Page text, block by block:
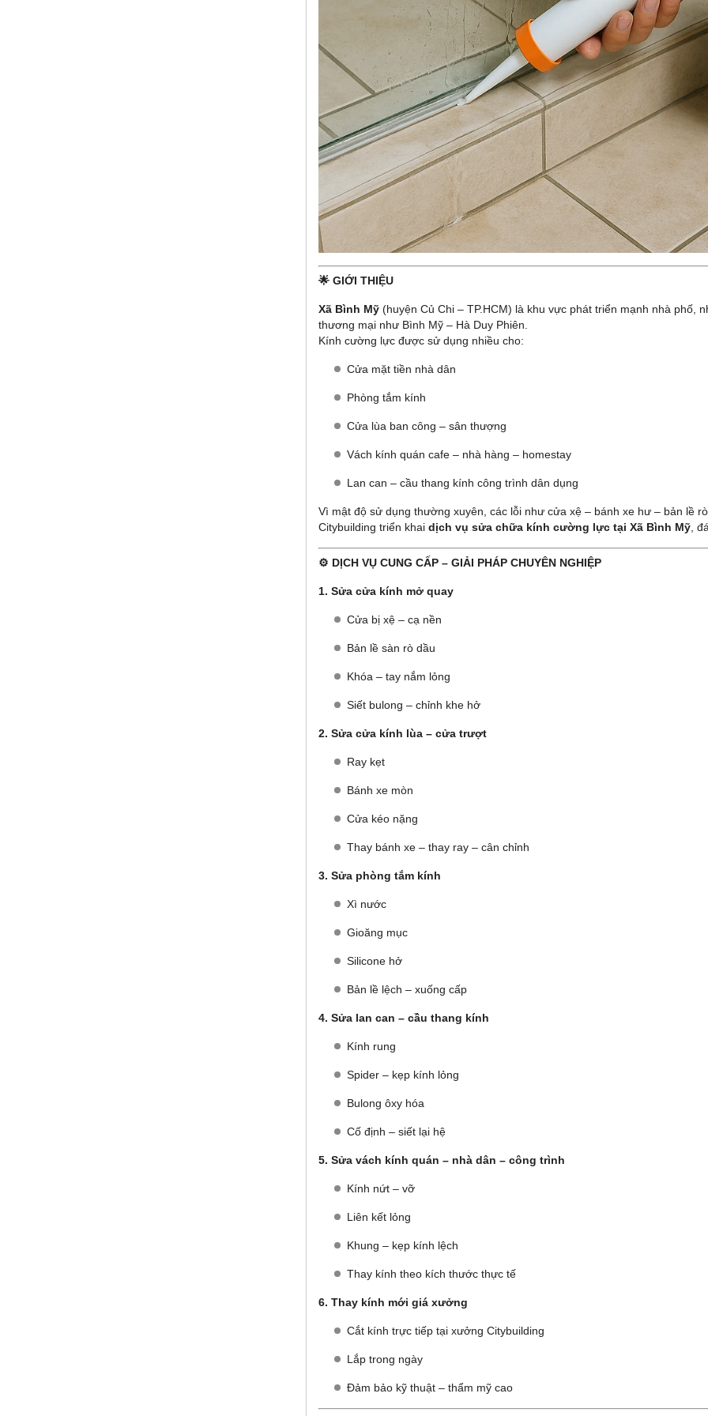
🌟 GIỚI THIỆU
Xã Bình Mỹ (huyện Củ Chi – TP.HCM) là khu vực phát triển mạnh nhà phố,
thương mại như Bình Mỹ – Hà Duy Phiên.
Kính cường lực được sử dụng nhiều cho:
Cửa mặt tiền nhà dân
Phòng tắm kính
Cửa lùa ban công – sân thượng
Vách kính quán cafe – nhà hàng – homestay
Lan can – cầu thang kính công trình dân dụng
Vì mật độ sử dụng thường xuyên, các lỗi như cửa xệ – bánh xe hư – bản lề
Citybuilding triển khai dịch vụ sửa chữa kính cường lực tại Xã Bình Mỹ ,
⚙️ DỊCH VỤ CUNG CẤP – GIẢI PHÁP CHUYÊN NGHIỆP
1. Sửa cửa kính mở quay
Cửa bị xệ – cạ nền
Bản lề sàn rò dầu
Khóa – tay nắm lỏng
Siết bulong – chỉnh khe hở
2. Sửa cửa kính lùa – cửa trượt
Ray kẹt
Bánh xe mòn
Cửa kéo nặng
Thay bánh xe – thay ray – cân chỉnh
3. Sửa phòng tắm kính
Xì nước
Gioăng mục
Silicone hở
Bản lề lệch – xuống cấp
4. Sửa lan can – cầu thang kính
Kính rung
Spider – kẹp kính lỏng
Bulong ôxy hóa
Cố định – siết lại hệ
5. Sửa vách kính quán – nhà dân – công trình
Kính nứt – vỡ
Liên kết lỏng
Khung – kẹp kính lệch
Thay kính theo kích thước thực tế
6. Thay kính mới giá xưởng
Cắt kính trực tiếp tại xưởng Citybuilding
Lắp trong ngày
Đảm bảo kỹ thuật – thẩm mỹ cao